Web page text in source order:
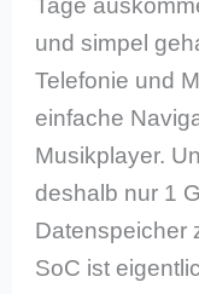
Tage
und simpel
Telefonie und
einfache
Musikplayer.
deshalb nur 1
Datenspeicher
SoC ist